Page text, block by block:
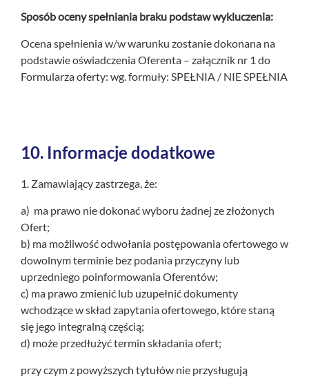
Sposób oceny spełniania braku podstaw wykluczenia:
Ocena spełnienia w/w warunku zostanie dokonana na
podstawie oświadczenia Oferenta – załącznik nr 1 do
Formularza oferty: wg. formuły: SPEŁNIA / NIE SPEŁNIA
10. Informacje dodatkowe
1. Zamawiający zastrzega, że:
a) ma prawo nie dokonać wyboru żadnej ze złożonych
Ofert;
b) ma możliwość odwołania postępowania ofertowego w
dowolnym terminie bez podania przyczyny lub
uprzedniego poinformowania Oferentów;
c) ma prawo zmienić lub uzupełnić dokumenty
wchodzące w skład zapytania ofertowego, które staną
się jego integralną częścią;
d) może przedłużyć termin składania ofert;
przy czym z powyższych tytułów nie przysługują